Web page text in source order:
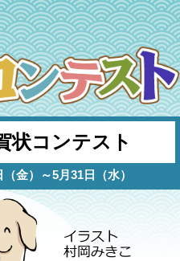
状コンテスト
金）～5月31日（水）